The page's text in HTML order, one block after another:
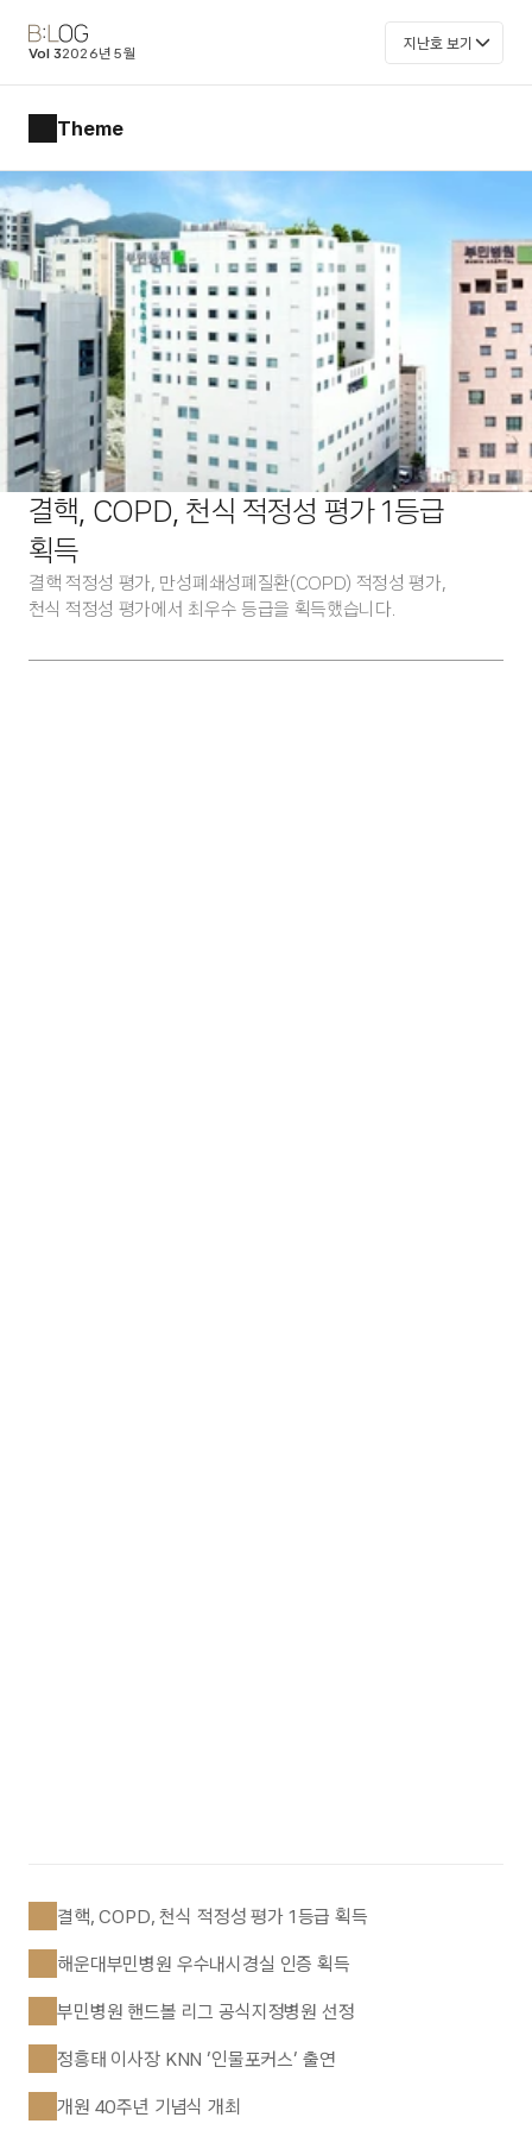
Vol 32026년 5월
지난호 보기
Theme
결핵, COPD, 천식 적정성 평가 1등급
획득
결핵 적정성 평가, 만성폐쇄성폐질환(COPD) 적정성 평가,
천식 적정성 평가에서 최우수 등급을 획득했습니다.
결핵, COPD, 천식 적정성 평가 1등급 획득
해운대부민병원 우수내시경실 인증 획득
부민병원 핸드볼 리그 공식지정병원 선정
정흥태 이사장 KNN ‘인물포커스’ 출연
개원 40주년 기념식 개최